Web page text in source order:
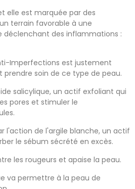
elle est marquée par des
terrain favorable à une
déclenchant des inflammations :
Imperfections est justement
soin de ce type de peau.
salicylique, un actif exfoliant qui
pores et stimuler le
l'action de l'argile blanche, un actif
le sébum sécrété en excès.
les rougeurs et apaise la peau.
va permettre à la peau de